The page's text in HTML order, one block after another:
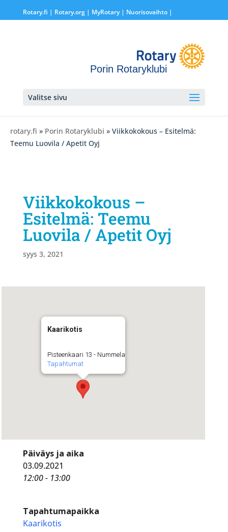
Rotary.fi | Rotary.org| MyRotary | Nuorisovaihto|
Porin Rotaryklubi
Valitse sivu
rotary.fi » Porin Rotaryklubi » Viikkokokous – Esitelmä:
Teemu Luovila / Apetit Oyj
Viikkokokous –
Esitelmä: Teemu
Luovila / Apetit Oyj
syys 3, 2021
Kaarikotis
Pisteenkaari 13 - Nummela
Tapahtumat
Päiväys ja aika
03.09.2021
12:00 - 13:00
Tapahtumapaikka
Kaarikotis